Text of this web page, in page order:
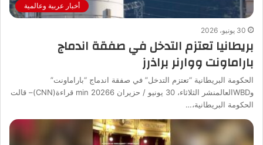
أخبار عربية وعالمية
30 يونيو، 2026
بريطانيا تعتزم التدخل في صفقة اندماج
باراماونت ووارنر براذرز
الحكومة البريطانية “تعتزم التدخل” في صفقة اندماج “باراماونت”
وWBDالعالمنشر الثلاثاء، 30 يونيو / حزيران 20266 min قراءة(CNN)– قالت
الحكومة البريطانية،…